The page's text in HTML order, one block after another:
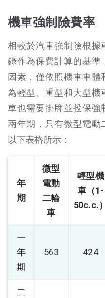
機車強制險費率
相較於汽車強制險根據
錄作為保費計算的基準
因素，僅依照機車車
為輕型、重型和大型機
車也需要掛牌並投保強
兩年期，只有微型電動
以下表格所示：
年
期
微型
電動
二輪
車
輕型機
車（1-
50c.c.）
一
年
期
563 424
二